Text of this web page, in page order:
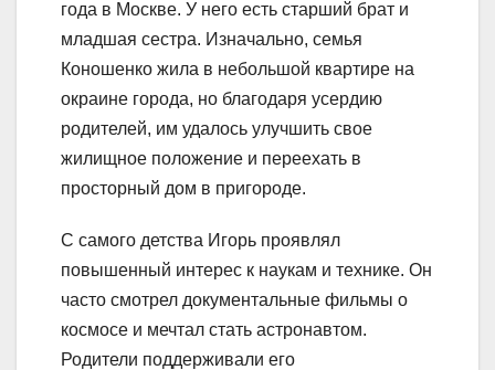
года в Москве. У него есть старший брат и
младшая сестра. Изначально, семья
Коношенко жила в небольшой квартире на
окраине города, но благодаря усердию
родителей, им удалось улучшить свое
жилищное положение и переехать в
просторный дом в пригороде.
С самого детства Игорь проявлял
повышенный интерес к наукам и технике. Он
часто смотрел документальные фильмы о
космосе и мечтал стать астронавтом.
Родители поддерживали его